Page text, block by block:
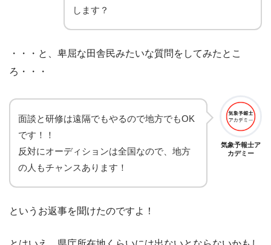
します？
・・・と、卑屈な田舎民みたいな質問をしてみたとこ
ろ・・・
気象予報士ア
カデミー
面談と研修は遠隔でもやるので地方でもOK
です！！
反対にオーディションは全国なので、地方
の人もチャンスあります！
というお返事を聞けたのですよ！